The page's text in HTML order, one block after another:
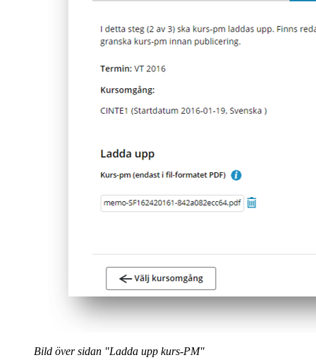
Bild över sidan "Ladda upp kurs-PM"